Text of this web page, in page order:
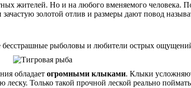
жителей. Но и на любого вменяемого человека.
золотой отлив и размеры дают повод
рыболовы и любители острых ощущений
обладает огромными клыками. Клыки
Только такой прочной леской реально